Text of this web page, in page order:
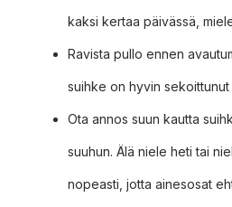
kaksi kertaa päivässä,
Ravista pullo ennen
suihke on hyvin
Ota annos suun kautta
suuhun. Älä niele heti tai
nopeasti, jotta ainesosat